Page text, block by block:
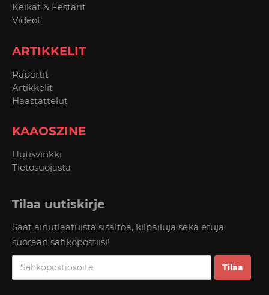
Keikat & Festarit
Videot
ARTIKKELIT
Raportit
Artikkelit
Haastattelut
KAAOSZINE
Uutisvinkki
Tietosuojasta
Tilaa uutiskirje
Saat ainutlaatuista sisältöä, kilpailuja sekä etuja
suoraan sähköpostiisi!